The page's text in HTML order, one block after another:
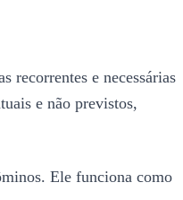
recorrentes e necessárias
e não previstos,
Ele funciona como